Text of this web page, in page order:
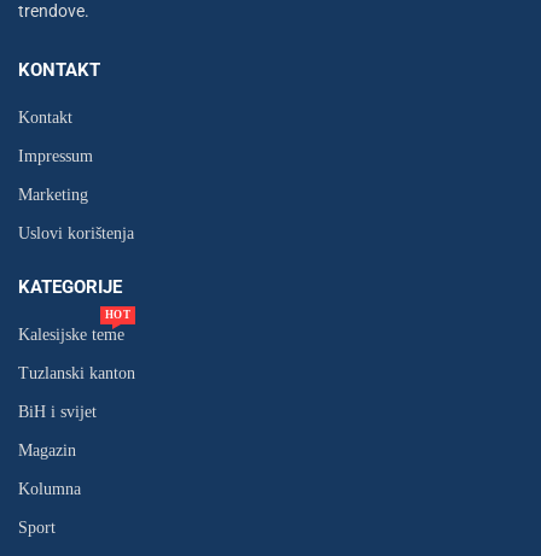
trendove.
KONTAKT
Kontakt
Impressum
Marketing
Uslovi korištenja
KATEGORIJE
Kalesijske teme
HOT
Tuzlanski kanton
BiH i svijet
Magazin
Kolumna
Sport